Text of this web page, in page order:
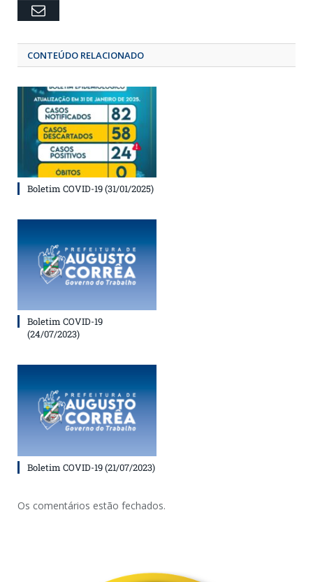
Email
CONTEÚDO RELACIONADO
Boletim COVID-19 (31/01/2025)
Boletim COVID-19
(24/07/2023)
Boletim COVID-19 (21/07/2023)
Os comentários estão fechados.